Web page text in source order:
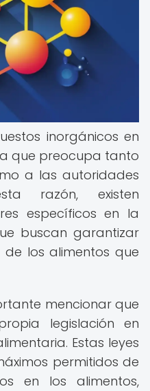
inorgánicos en
que preocupa tanto
a las autoridades
razón, existen
específicos en la
buscan garantizar
los alimentos que
mencionar que
legislación en
Estas leyes
permitidos de
en los alimentos,